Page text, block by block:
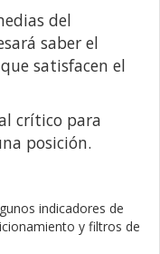
del
saber el
satisfacen el
crítico para
posición.
indicadores de
y filtros de